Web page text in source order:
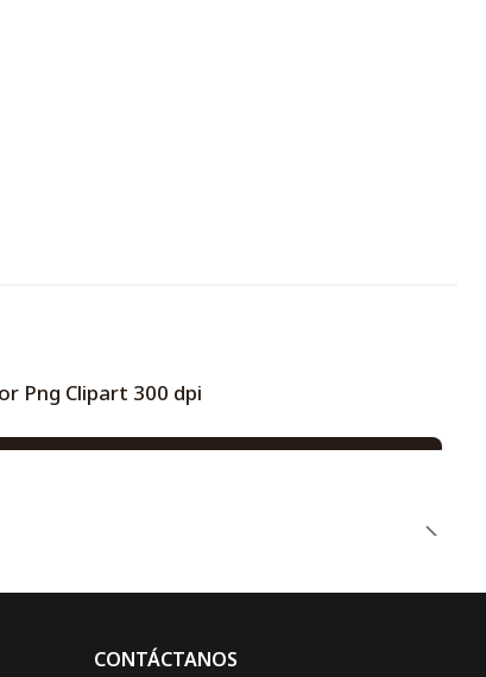
Png Clipart 300 dpi
CONTÁCTANOS